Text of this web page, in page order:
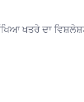
ਖਤਰੇ ਦਾ